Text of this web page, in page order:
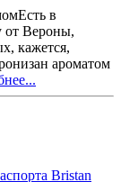
в
от Вероны,
кажется,
ароматом